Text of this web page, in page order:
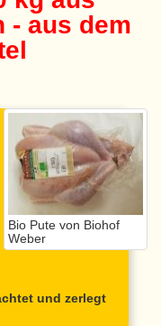
- aus dem
Bio Pute von Biohof
Weber
und zerlegt